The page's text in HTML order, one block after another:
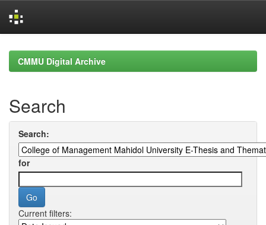
navigationCMMU Digital Archive
Search
Search:
for
Current filters: